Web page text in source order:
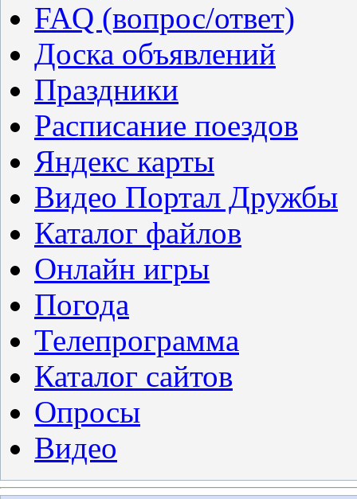
FAQ (вопрос/ответ)
Доска объявлений
Праздники
Расписание поездов
Яндекс карты
Видео Портал Дружбы
Каталог файлов
Онлайн игры
Погода
Телепрограмма
Каталог сайтов
Опросы
Видео